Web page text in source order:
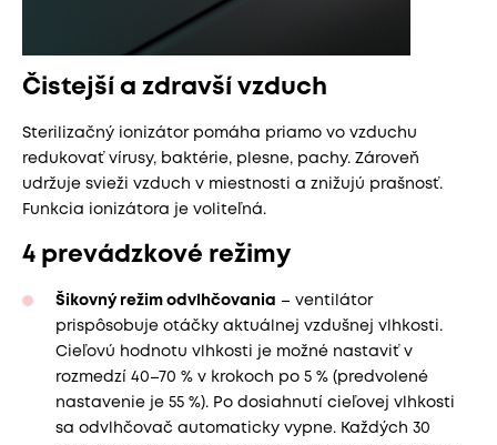
Čistejší a zdravší vzduch
Sterilizačný ionizátor pomáha priamo vo vzduchu
redukovať vírusy, baktérie, plesne, pachy. Zároveň
udržuje svieži vzduch v miestnosti a znižujú prašnosť.
Funkcia ionizátora je voliteľná.
4 prevádzkové režimy
Šikovný režim odvlhčovania – ventilátor
prispôsobuje otáčky aktuálnej vzdušnej vlhkosti.
Cieľovú hodnotu vlhkosti je možné nastaviť v
rozmedzí 40–70 % v krokoch po 5 % (predvolené
nastavenie je 55 %). Po dosiahnutí cieľovej vlhkosti
sa odvlhčovač automaticky vypne. Každých 30